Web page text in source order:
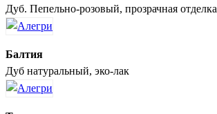
Дуб. Пепельно-розовый, прозрачная отделка
Балтия
Дуб натуральный, эко-лак